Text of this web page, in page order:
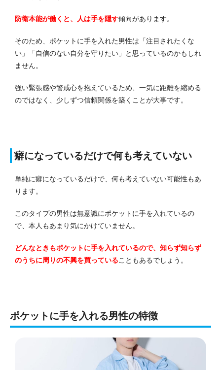
防衛本能が働くと、人は手を隠す傾向があります。
そのため、ポケットに手を入れた男性は「注目されたくな
い」「自信のない自分を守りたい」と思っているのかもしれ
ません。
強い緊張感や警戒心を抱えているため、一気に距離を縮める
のではなく、少しずつ信頼関係を築くことが大事です。
癖になっているだけで何も考えていない
単純に癖になっているだけで、何も考えていない可能性もあ
ります。
このタイプの男性は無意識にポケットに手を入れているの
で、本人もあまり気にかけていません。
どんなときもポケットに手を入れているので、知らず知らず
のうちに周りの不興を買っていることもあるでしょう。
ポケットに手を入れる男性の特徴